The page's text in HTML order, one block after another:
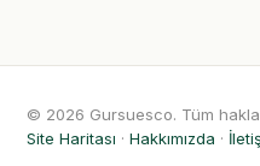
© 2026 Gursuesco. Tüm
Site Haritası · Hakkımızda ·